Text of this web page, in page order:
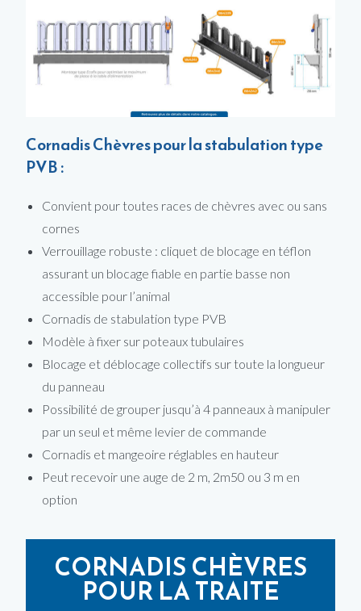
Cornadis Chèvres pour la stabulation type
PVB :
Convient pour toutes races de chèvres avec ou sans
cornes
Verrouillage robuste : cliquet de blocage en téflon
assurant un blocage fiable en partie basse non
accessible pour l’animal
Cornadis de stabulation type PVB
Modèle à fixer sur poteaux tubulaires
Blocage et déblocage collectifs sur toute la longueur
du panneau
Possibilité de grouper jusqu’à 4 panneaux à manipuler
par un seul et même levier de commande
Cornadis et mangeoire réglables en hauteur
Peut recevoir une auge de 2 m, 2m50 ou 3 m en
option
CORNADIS CHÈVRES
POUR LA TRAITE